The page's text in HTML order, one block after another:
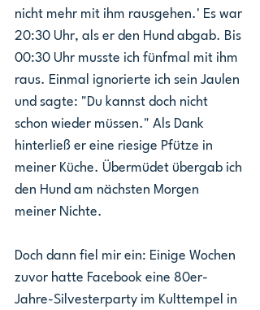
nicht mehr mit ihm rausgehen.' Es war
20:30 Uhr, als er den Hund abgab. Bis
00:30 Uhr musste ich fünfmal mit ihm
raus. Einmal ignorierte ich sein Jaulen
und sagte: "Du kannst doch nicht
schon wieder müssen." Als Dank
hinterließ er eine riesige Pfütze in
meiner Küche. Übermüdet übergab ich
den Hund am nächsten Morgen
meiner Nichte.
Doch dann fiel mir ein: Einige Wochen
zuvor hatte Facebook eine 80er-
Jahre-Silvesterparty im Kulttempel in